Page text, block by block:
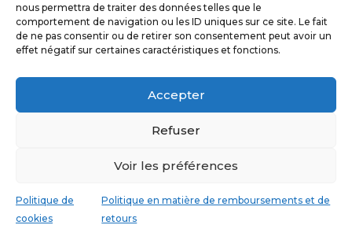
nous permettra de traiter des données telles que le
comportement de navigation ou les ID uniques sur ce site. Le fait
de ne pas consentir ou de retirer son consentement peut avoir un
effet négatif sur certaines caractéristiques et fonctions.
Accepter
Refuser
Voir les préférences
Politique de
cookies
Politique en matière de remboursements et de
retours
Housse de matelas à
59,00€
Sortie de bain bébé
forêt
personnalisable
42,00